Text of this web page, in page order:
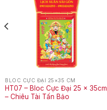
BLOC CỰC ĐẠI 25×35 CM
HT07 – Bloc Cực Đại 25 x 35cm
– Chiêu Tài Tấn Bảo